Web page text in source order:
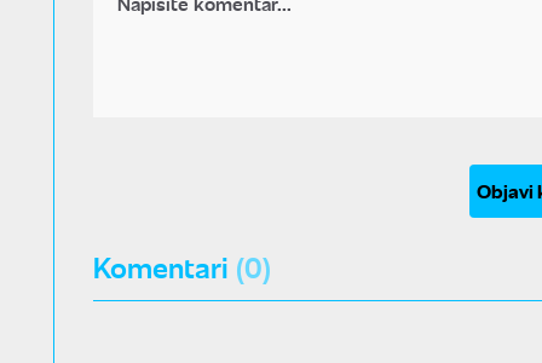
Objavi
Komentari (0)